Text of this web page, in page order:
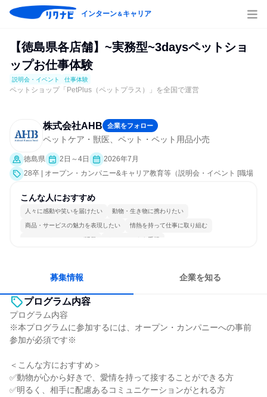
インターン＆キャリア
【徳島県各店舗】~実務型~3daysペットショ
ップお仕事体験
説明会・イベント 仕事体験
ペットショップ「PetPlus（ペットプラス）」を全国で運営
株式会社AHB 企業をフォロー
ペットケア・獣医、ペット・ペット用品小売
徳島県 2日～4日
2026年7月
28卒 | オープン・カンパニー&キャリア教育等（説明会・イベント [職場
こんな人におすすめ
人々に感動や笑いを届けたい 動物・生き物に携わりたい
商品・サービスの魅力を表現したい 情熱を持って仕事に取り組む
コミュニケーションが活発 チームワークを重視
募集情報 企業を知る
プログラム内容
プログラム内容
※本プログラムに参加するには、オープン・カンパニーへの事前
参加が必須です※
＜こんな方におすすめ＞
✅動物が心から好きで、愛情を持って接することができる方
✅明るく、相手に配慮あるコミュニケーションがとれる方